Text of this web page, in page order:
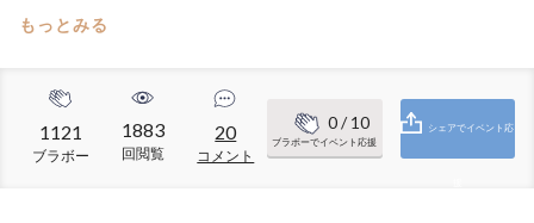
もっとみる
1121
ブラボー
1883
回閲覧
20
コメント
0/ 10
ブラボーでイベント応援
シェアでイベント応